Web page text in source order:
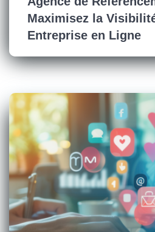
Maximisez la
Entreprise en Ligne